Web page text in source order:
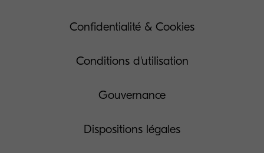
Confidentialité & Cookies
Conditions d'utilisation
Gouvernance
Dispositions légales